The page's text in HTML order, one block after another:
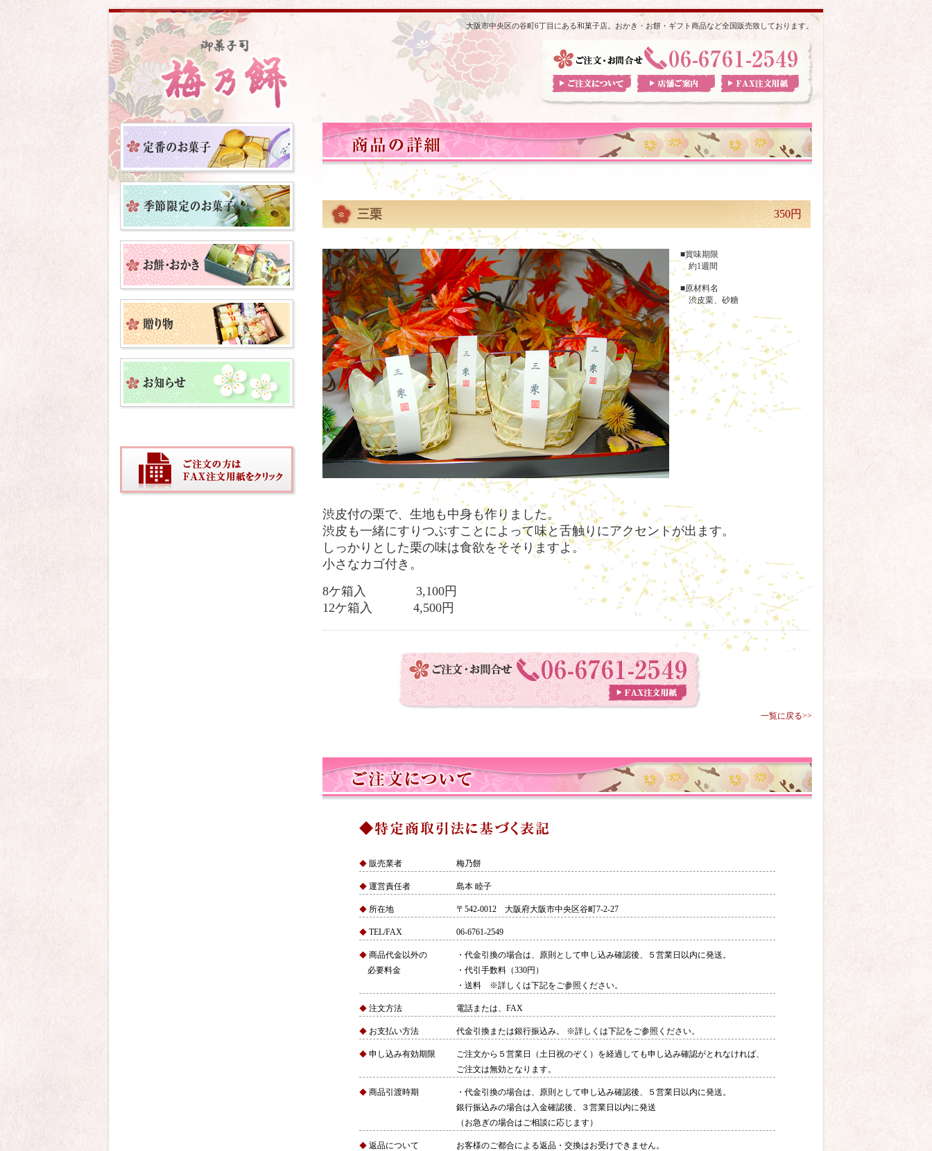
大阪市中央区の谷町6丁目にある和菓子店。おかき・お餅・ギフト商品など全国販売致しております。
三栗 350円
■賞味期限
約1週間
■原材料名
渋皮栗、砂糖
渋皮付の栗で、生地も中身も作りました。
渋皮も一緒にすりつぶすことによって味と舌触りにアクセントが出ます。
しっかりとした栗の味は食欲をそそりますよ。
小さなカゴ付き。
8ケ箱入 3,100円
12ケ箱入 4,500円
一覧に戻る>>
◆ 販売業者 梅乃餅
◆ 運営責任者 島本 睦子
◆ 所在地 〒542-0012 大阪府大阪市中央区谷町7-2-27
◆ TEL/FAX 06-6761-2549
◆ 商品代金以外の
必要料金
・代金引換の場合は、原則として申し込み確認後、５営業日以内に発送。
・代引手数料（330円）
・送料 ※詳しくは下記をご参照ください。
◆ 注文方法 電話または、FAX
◆ お支払い方法 代金引換または銀行振込み。 ※詳しくは下記をご参照ください。
◆ 申し込み有効期限
ご注文から５営業日（土日祝のぞく）を経過しても申し込み確認がとれなければ、
ご注文は無効となります。
◆ 商品引渡時期
・代金引換の場合は、原則として申し込み確認後、５営業日以内に発送。
銀行振込みの場合は入金確認後、３営業日以内に発送
（お急ぎの場合はご相談に応じます）
◆ 返品について
お客様のご都合による返品・交換はお受けできません。